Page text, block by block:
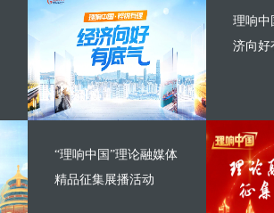
理响中
济向好
“理响中国”理论融媒体
精品征集展播活动